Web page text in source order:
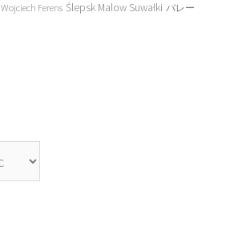
Wojciech Ferens Ślepsk Malow Suwałki バレー